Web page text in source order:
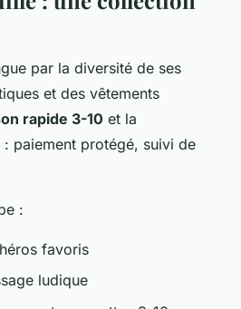
par la diversité de ses
et des vêtements
rapide 3-10 et la
: paiement protégé, suivi de
:
favoris
ludique